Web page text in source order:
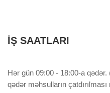
İŞ SAATLARI
Hər gün 09:00 - 18:00-a
qədər məhsulların